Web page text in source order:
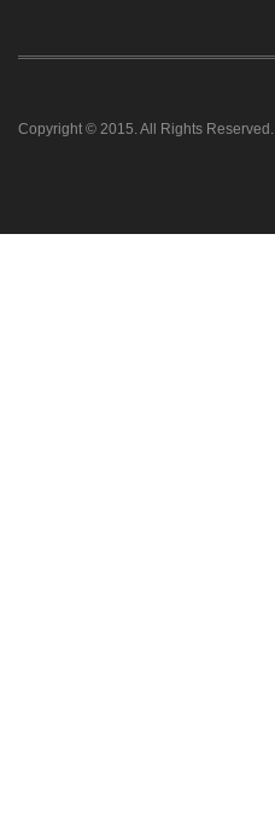
Copyright © 2015. All Rights Reserved.